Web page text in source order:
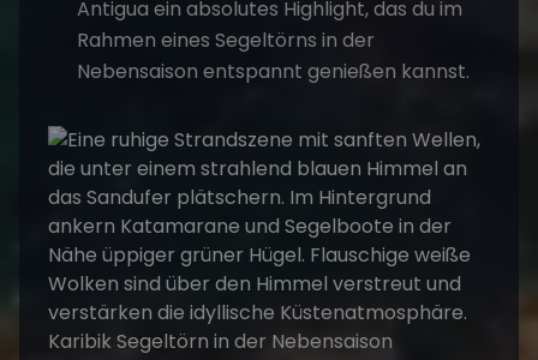
Antigua ein absolutes Highlight, das du im
Rahmen eines Segeltörns in der
Nebensaison entspannt genießen kannst.